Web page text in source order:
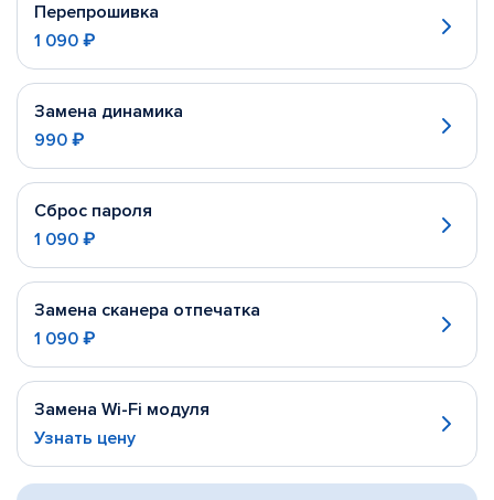
Перепрошивка
1 090 ₽
Замена динамика
990 ₽
Сброс пароля
1 090 ₽
Замена сканера отпечатка
1 090 ₽
Замена Wi-Fi модуля
Узнать цену